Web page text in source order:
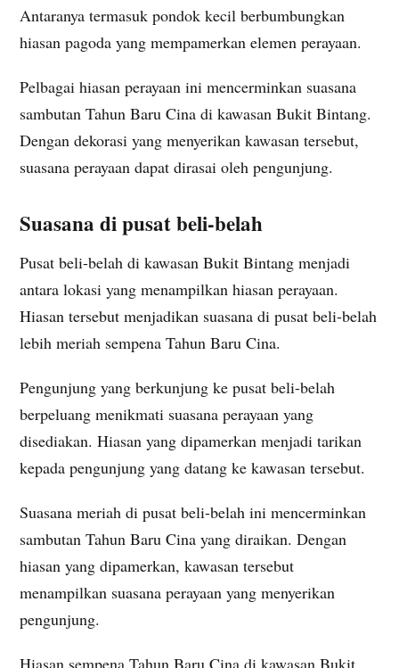
Antaranya termasuk pondok kecil berbumbungkan
hiasan pagoda yang mempamerkan elemen perayaan.
Pelbagai hiasan perayaan ini mencerminkan suasana
sambutan Tahun Baru Cina di kawasan Bukit Bintang.
Dengan dekorasi yang menyerikan kawasan tersebut,
suasana perayaan dapat dirasai oleh pengunjung.
Suasana di pusat beli-belah
Pusat beli-belah di kawasan Bukit Bintang menjadi
antara lokasi yang menampilkan hiasan perayaan.
Hiasan tersebut menjadikan suasana di pusat beli-belah
lebih meriah sempena Tahun Baru Cina.
Pengunjung yang berkunjung ke pusat beli-belah
berpeluang menikmati suasana perayaan yang
disediakan. Hiasan yang dipamerkan menjadi tarikan
kepada pengunjung yang datang ke kawasan tersebut.
Suasana meriah di pusat beli-belah ini mencerminkan
sambutan Tahun Baru Cina yang diraikan. Dengan
hiasan yang dipamerkan, kawasan tersebut
menampilkan suasana perayaan yang menyerikan
pengunjung.
Hiasan sempena Tahun Baru Cina di kawasan Bukit